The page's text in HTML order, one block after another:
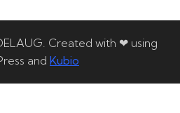
Created with ❤ using
and Kubio